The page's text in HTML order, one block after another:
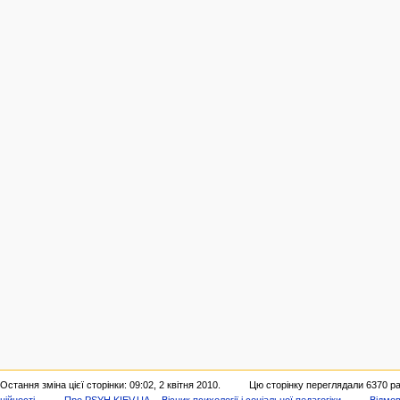
Остання зміна цієї сторінки: 09:02, 2 квітня 2010.
Цю сторінку переглядали 6370